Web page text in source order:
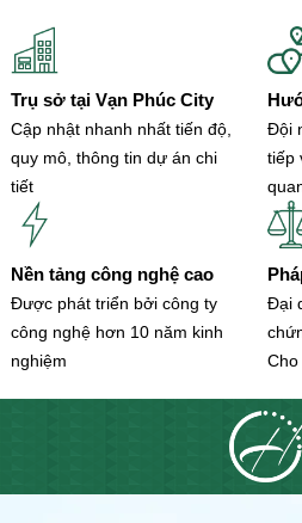
Trụ sở tại Vạn Phúc City
Cập nhật nhanh nhất tiến độ,
quy mô, thông tin dự án chi
tiết
Đội
tiếp
Nền tảng công nghệ cao
Được phát triển bởi công ty
công nghệ hơn 10 năm kinh
nghiệm
Đại